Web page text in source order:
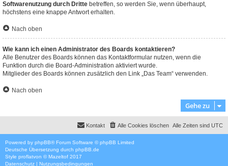
Softwarenutzung durch Dritte betreffen, so werden Sie, wenn überhaupt,
höchstens eine knappe Antwort erhalten.
Nach oben
Wie kann ich einen Administrator des Boards kontaktieren?
Alle Benutzer des Boards können das Kontaktformular nutzen, wenn die
Funktion durch die Board-Administration aktiviert wurde.
Mitglieder des Boards können zusätzlich den Link „Das Team“ verwenden.
Nach oben
Gehe zu
Alle Zeiten sind UTC
Alle Cookies löschen
Kontakt
Powered by phpBB® Forum Software © phpBB Limited
Deutsche Übersetzung durch phpBB.de
Style proflatvon ©Mazeltof 2017
Datenschutz | Nutzungsbedingungen